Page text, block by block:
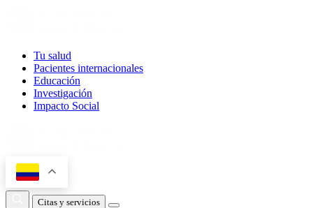
Tu salud
Pacientes internacionales
Educación
Investigación
Impacto Social
Citas y servicios